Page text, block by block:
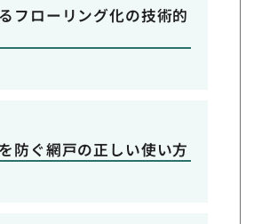
フローリング化の技術的
防ぐ網戸の正しい使い方